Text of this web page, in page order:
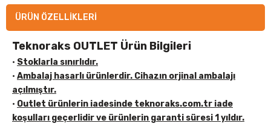
ÜRÜN ÖZELLIKLERI
Teknoraks OUTLET Ürün Bilgileri
• Stoklarla sınırlıdır.
• Ambalaj hasarlı ürünlerdir. Cihazın orjinal ambalajı
açılmıştır.
• Outlet ürünlerin iadesinde teknoraks.com.tr iade
koşulları geçerlidir ve ürünlerin garanti süresi 1 yıldır.